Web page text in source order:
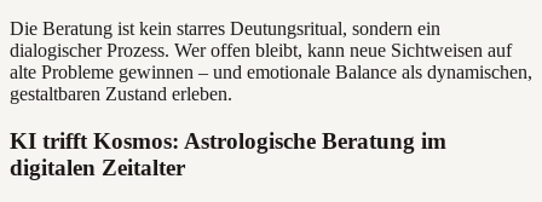
Die Beratung ist kein starres Deutungsritual, sondern ein
dialogischer Prozess. Wer offen bleibt, kann neue Sichtweisen auf
alte Probleme gewinnen – und emotionale Balance als dynamischen,
gestaltbaren Zustand erleben.
KI trifft Kosmos: Astrologische Beratung im
digitalen Zeitalter